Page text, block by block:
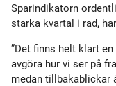
Sparindikatorn
starka kvartal i rad,
”Det finns helt klart
avgöra hur vi ser på
medan tillbakablickar